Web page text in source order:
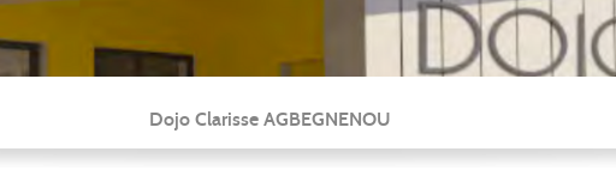
Dojo Clarisse AGBEGNENOU